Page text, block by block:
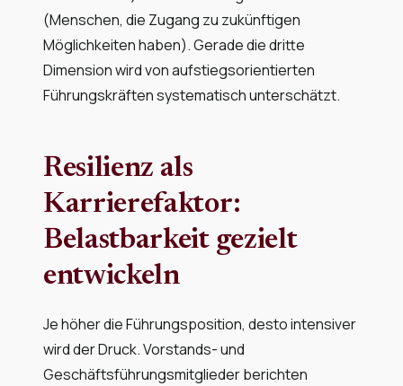
(Menschen, die Zugang zu zukünftigen
Möglichkeiten haben). Gerade die dritte
Dimension wird von aufstiegsorientierten
Führungskräften systematisch unterschätzt.
Resilienz als
Karrierefaktor:
Belastbarkeit gezielt
entwickeln
Je höher die Führungsposition, desto intensiver
wird der Druck. Vorstands- und
Geschäftsführungsmitglieder berichten